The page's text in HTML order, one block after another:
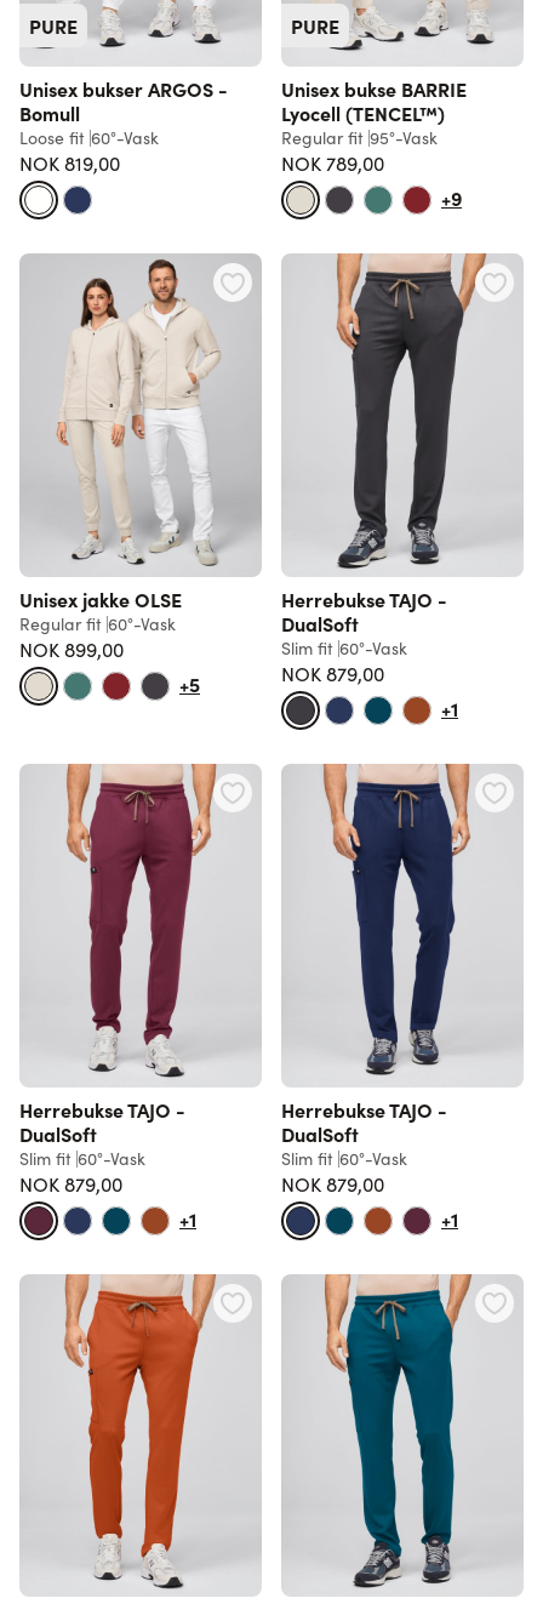
PURE
Unisex bukser ARGOS -
Bomull
Loose fit 60°-Vask
NOK 819,00
PURE
Unisex bukse BARRIE
Lyocell (TENCEL™)
Regular fit 95°-Vask
NOK 789,00
+9
Unisex jakke OLSE
Regular fit 60°-Vask
NOK 899,00
+5
Herrebukse TAJO -
DualSoft
Slim fit 60°-Vask
NOK 879,00
+1
Herrebukse TAJO -
DualSoft
Slim fit 60°-Vask
NOK 879,00
+1
Herrebukse TAJO -
DualSoft
Slim fit 60°-Vask
NOK 879,00
+1